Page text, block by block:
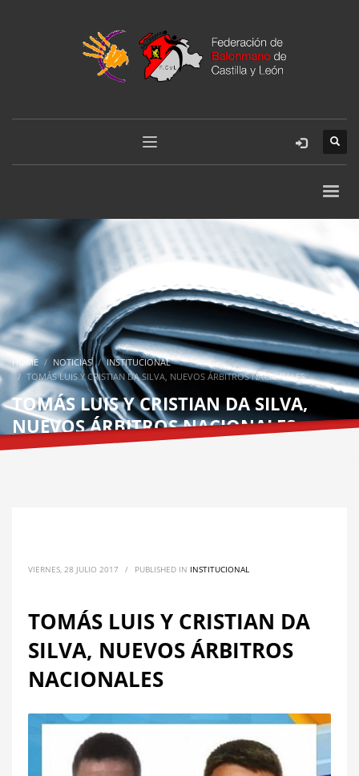
HOME NOTICIAS
INSTITUCIONAL
TOMÁS LUIS Y CRISTIAN DA SILVA, NUEVOS ÁRBITROS NACIONALES
TOMÁS LUIS Y CRISTIAN DA SILVA,
NUEVOS ÁRBITROS NACIONALES
VIERNES, 28 JULIO 2017 / PUBLISHED IN INSTITUCIONAL
TOMÁS LUIS Y CRISTIAN DA
SILVA, NUEVOS ÁRBITROS
NACIONALES